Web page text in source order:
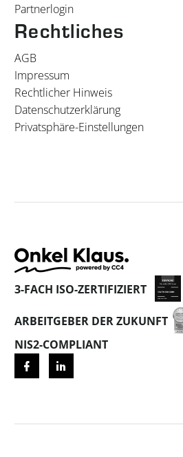
Partnerlogin
Rechtliches
AGB
Impressum
Rechtlicher Hinweis
Datenschutzerklärung
Privatsphäre-Einstellungen
3-FACH ISO-ZERTIFIZIERT
ARBEITGEBER DER ZUKUNFT
NIS2-COMPLIANT